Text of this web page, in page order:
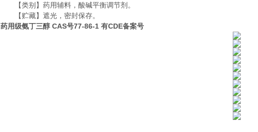
【类别】药用辅料，酸碱平衡调节剂。
【贮藏】遮光，密封保存。
药用级氨丁三醇 CAS号77-86-1 有CDE备案号